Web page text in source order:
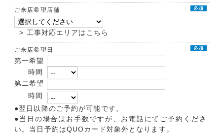
ご来店希望店舗 必須
> 工事対応エリアはこちら
ご来店希望日 必須
第一希望
時間
第二希望
時間
●翌日以降のご予約が可能です。
●当日の場合はお手数ですが、お電話にてご予約くださ
い。当日予約はQUOカード対象外となります。